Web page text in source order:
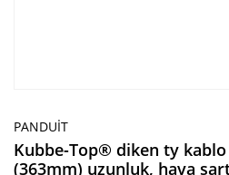
PANDUIT
Kubbe-Top® diken ty kablo
(363mm) uzunluk, hava